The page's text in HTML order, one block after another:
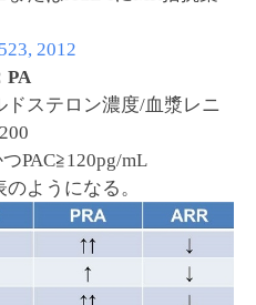
2012
PA
ステロン濃度/血漿レニ
PAC≧120pg/mL
ようになる。